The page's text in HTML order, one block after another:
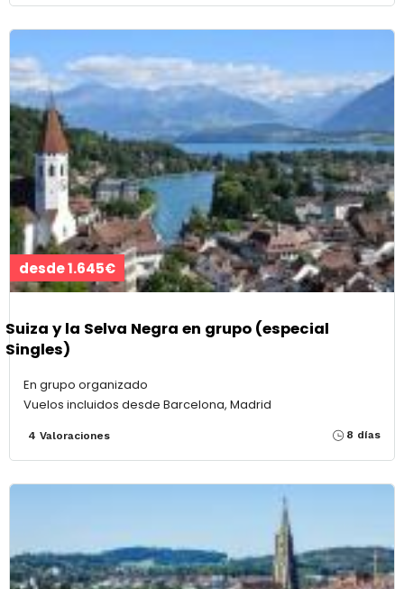
desde 1.645€
Suiza y la Selva Negra en grupo (especial
Singles)
En grupo organizado
Vuelos incluidos desde Barcelona, Madrid
4 Valoraciones 8 días